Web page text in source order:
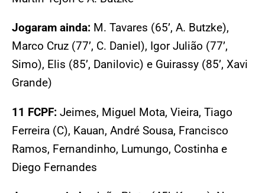
Jogaram ainda: M. Tavares (65’, A. Butzke),
Marco Cruz (77’, C. Daniel), Igor Julião (77’,
Simo), Elis (85’, Danilovic) e Guirassy (85’, Xavi
Grande)
11 FCPF: Jeimes, Miguel Mota, Vieira, Tiago
Ferreira (C), Kauan, André Sousa, Francisco
Ramos, Fernandinho, Lumungo, Costinha e
Diego Fernandes